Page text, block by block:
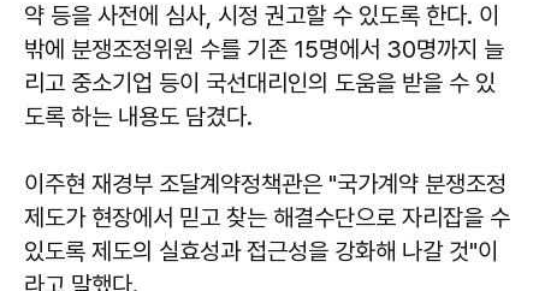
약 등을 사전에 심사, 시정 권고할 수 있도록 한다. 이
밖에 분쟁조정위원 수를 기존 15명에서 30명까지 늘
리고 중소기업 등이 국선대리인의 도움을 받을 수 있
도록 하는 내용도 담겼다.
이주현 재경부 조달계약정책관은 "국가계약 분쟁조정
제도가 현장에서 믿고 찾는 해결수단으로 자리잡을 수
있도록 제도의 실효성과 접근성을 강화해 나갈 것"이
라고 말했다.